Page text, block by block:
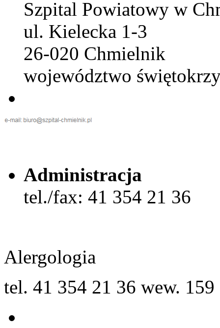
Szpital Powiatowy w
ul. Kielecka 1-3
26-020 Chmielnik
województwo
Administracja
tel./fax: 41 354 21 36
Alergologia
tel. 41 354 21 36 wew. 159